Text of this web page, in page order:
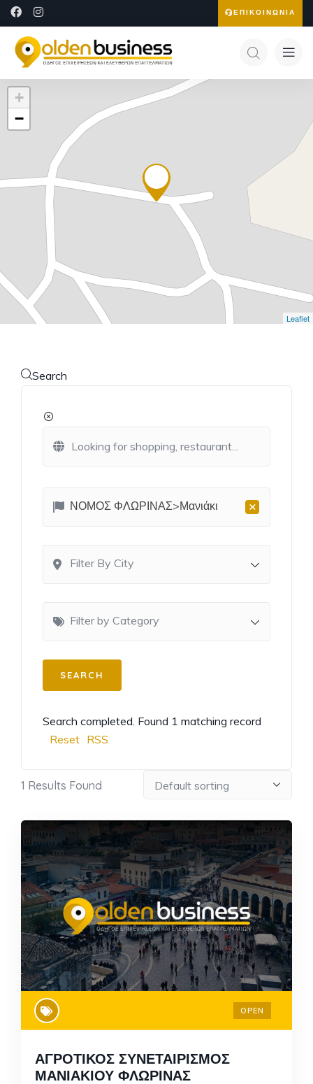
ΕΠΙΚΟΙΝΩΝΙΑ
+
−
Leaflet
Search
×
ΝΟΜΟΣ ΦΛΩΡΙΝΑΣ>Μανιάκι
Filter By City
Filter by Category
Search completed. Found 1 matching record
Reset RSS
1 Results Found
OPEN
ΑΓΡΟΤΙΚΟΣ ΣΥΝΕΤΑΙΡΙΣΜΟΣ
ΜΑΝΙΑΚΙΟΥ ΦΛΩΡΙΝΑΣ